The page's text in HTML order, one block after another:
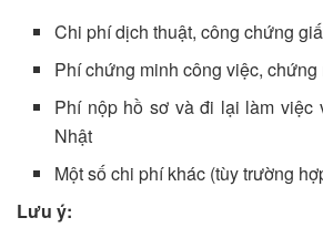
Chi phí dịch thuật, công chứng
Phí chứng minh công việc,
Phí nộp hồ sơ và đi lại làm việc
Nhật
Một số chi phí khác (tùy trường
Lưu ý: